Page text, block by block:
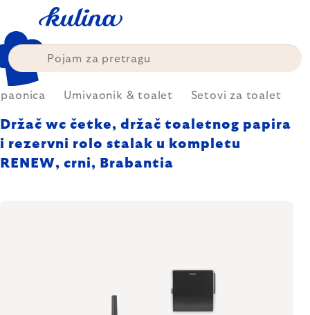
content
Umivaonik & toalet Setovi za toalet
Držač wc četke, držač toaletnog papira
i rezervni rolo stalak u kompletu
RENEW, crni, Brabantia